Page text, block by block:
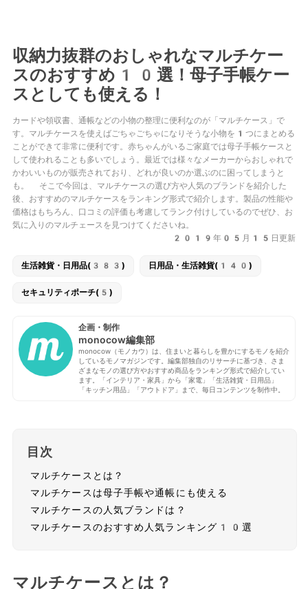
収納力抜群のおしゃれなマルチケー
スのおすすめ10選！母子手帳ケー
スとしても使える！
カードや領収書、通帳などの小物の整理に便利なのが「マルチケース」で
す。マルチケースを使えばごちゃごちゃになりそうな小物を1つにまとめる
ことができて非常に便利です。赤ちゃんがいるご家庭では母子手帳ケースと
して使われることも多いでしょう。最近では様々なメーカーからおしゃれで
かわいいものが販売されており、どれが良いのか選ぶのに困ってしまうと
も。 そこで今回は、マルチケースの選び方や人気のブランドを紹介した
後、おすすめのマルチケースをランキング形式で紹介します。製品の性能や
価格はもちろん、口コミの評価も考慮してランク付けしているのでぜひ、お
気に入りのマルチェースを見つけてくださいね。
2019年05月15日更新
生活雑貨・日用品(383) 日用品・生活雑貨(140)
セキュリティポーチ(5)
企画・制作
monocow編集部
monocow（モノカウ）は、住まいと暮らしを豊かにするモノを紹介
しているモノマガジンです。編集部独自のリサーチに基づき、さま
ざまなモノの選び方やおすすめ商品をランキング形式で紹介してい
ます。「インテリア・家具」から「家電」「生活雑貨・日用品」
「キッチン用品」「アウトドア」まで、毎日コンテンツを制作中。
目次
マルチケースとは？
マルチケースは母子手帳や通帳にも使える
マルチケースの人気ブランドは？
マルチケースのおすすめ人気ランキング10選
マルチケースとは？